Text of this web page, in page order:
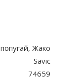
Жако
Savic
74659